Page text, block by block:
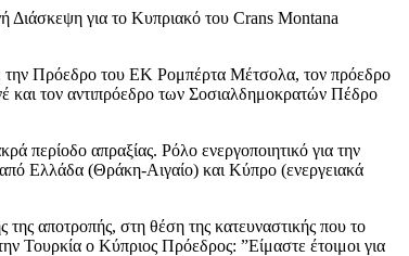
Διάσκεψη για το Κυπριακό του Crans Montana
με την Πρόεδρο του ΕΚ Ρομπέρτα Μέτσολα, τον πρόεδρο
τον αντιπρόεδρο των Σοσιαλδημοκρατών Πέδρο
περίοδο απραξίας. Ρόλο ενεργοποιητικό για την
από Ελλάδα (Θράκη-Αιγαίο) και Κύπρο (ενεργειακά
της αποτροπής, στη θέση της κατευναστικής που το
Τουρκία ο Κύπριος Πρόεδρος: ”Είμαστε έτοιμοι για